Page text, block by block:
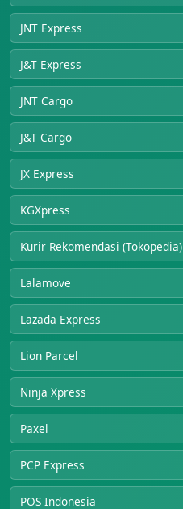
JNT Express
J&T Express
JNT Cargo
J&T Cargo
JX Express
KGXpress
Kurir Rekomendasi (Tokopedia)
Lalamove
Lazada Express
Lion Parcel
Ninja Xpress
Paxel
PCP Express
POS Indonesia